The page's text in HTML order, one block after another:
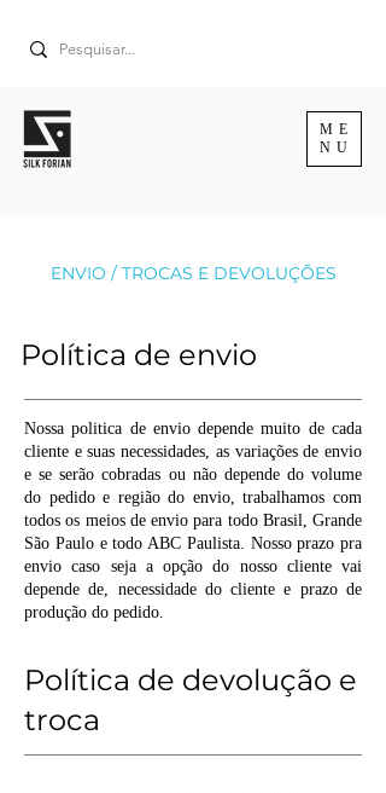
ME
NU
ENVIO / TROCAS E DEVOLUÇÕES
Política de envio
Nossa politica de envio depende muito de cada
cliente e suas necessidades, as variações de envio
e se serão cobradas ou não depende do volume
do pedido e região do envio, trabalhamos com
todos os meios de envio para todo Brasil, Grande
São Paulo e todo ABC Paulista. Nosso prazo pra
envio caso seja a opção do nosso cliente vai
depende de, necessidade do cliente e prazo de
produção do pedido.
Política de devolução e
troca